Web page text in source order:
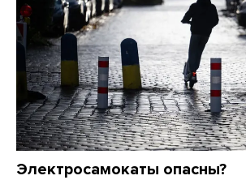
Электросамокаты опасны?